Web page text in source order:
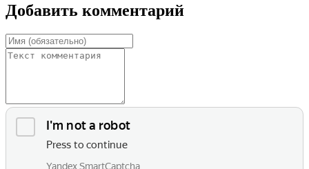
Добавить комментарий